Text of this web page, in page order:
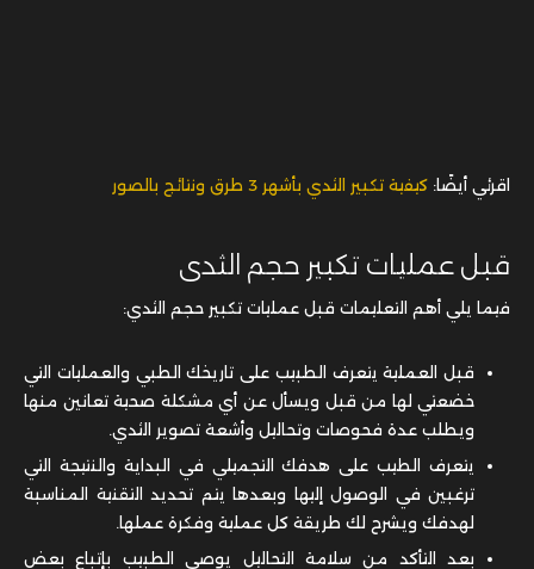
اقرئي أيضًا: كيفية تكبير الثدي بأشهر 3 طرق ونتائج بالصور
قبل عمليات تكبير حجم الثدى
فيما يلي أهم التعليمات قبل عمليات تكبير حجم الثدي:
قبل العملية يتعرف الطبيب على تاريخك الطبي والعمليات التي
خضعتي لها من قبل ويسأل عن أي مشكلة صحية تعانين منها
ويطلب عدة فحوصات وتحاليل وأشعة تصوير الثدي.
يتعرف الطيب على هدفك التجميلي في البداية والنتيجة التي
ترغبين في الوصول إليها وبعدها يتم تحديد التقنية المناسبة
لهدفك ويشرح لك طريقة كل عملية وفكرة عملها.
بعد التأكد من سلامة التحاليل يوصي الطبيب بإتباع بعض